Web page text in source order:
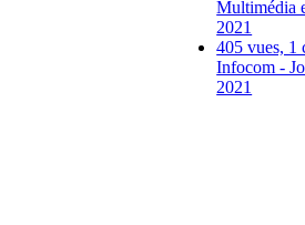
Multimédia
2021
405 vues, 1
Infocom -
2021